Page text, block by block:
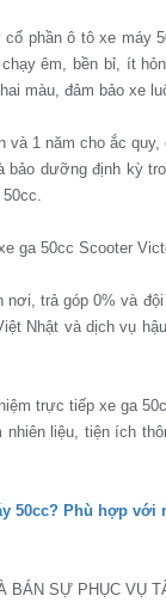
phần ô tô xe máy
êm, bền bỉ, ít
màu, đảm bảo xe
1 năm cho ắc
bảo dưỡng định kỳ
trả góp 0% và
Nhật và dịch vụ
trực tiếp xe ga
liệu, tiện ích
50cc? Phù hợp
BÁN SỰ PHỤC VỤ